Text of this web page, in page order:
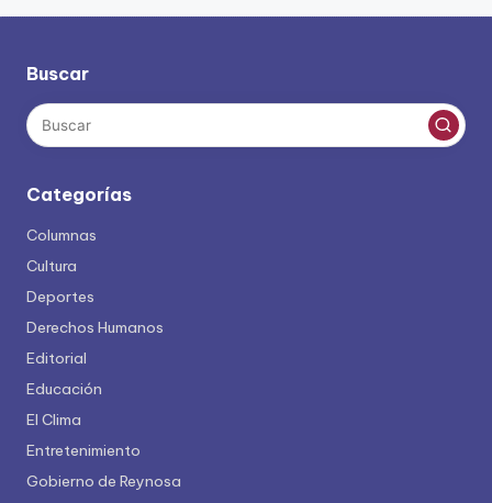
Buscar
Categorías
Columnas
Cultura
Deportes
Derechos Humanos
Editorial
Educación
El Clima
Entretenimiento
Gobierno de Reynosa